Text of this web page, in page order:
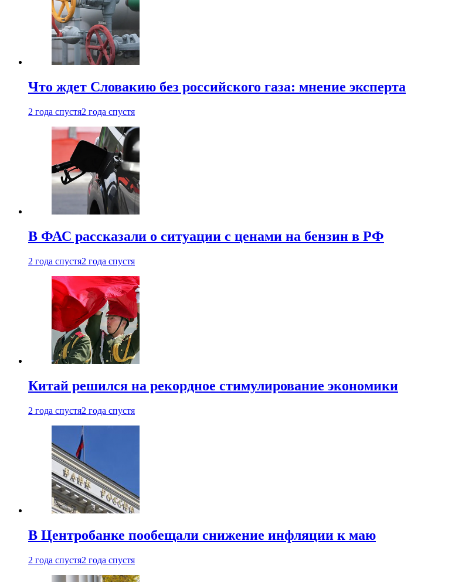
Что ждет Словакию без российского газа: мнение эксперта
2 года спустя2 года спустя
В ФАС рассказали о ситуации с ценами на бензин в РФ
2 года спустя2 года спустя
Китай решился на рекордное стимулирование экономики
2 года спустя2 года спустя
В Центробанке пообещали снижение инфляции к маю
2 года спустя2 года спустя